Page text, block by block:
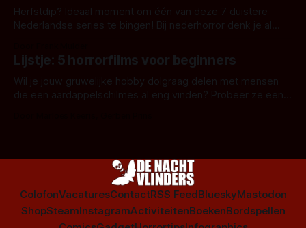
Herfstdip? Ideaal moment om één van deze 7 duistere
Nederlandse series te bingen! Bij nederhorror denk je al
Amsterdamned of The Johnsons. Maar Nederlandse horror
is niet beperkt tot films. Hier een aantal Nederlandse tv-
series uit het duistere of horrorgenre. Als
Lijstje: 5 horrorfilms voor beginners
Wil je jouw gruwelijke hobby dolgraag delen met mensen
die een aardappelschilmes al eng vinden? Probeer ze eens
ColofonVacaturesContactRSS FeedBlueskyMastodon
ShopSteamInstagramActiviteitenBoekenBordspellen